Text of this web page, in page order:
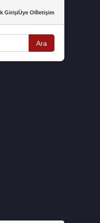
GirişiÜye Olİletişim
Ara